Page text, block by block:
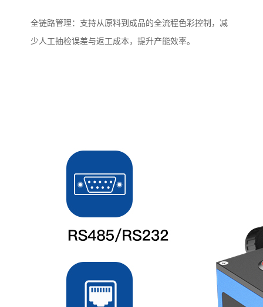
全链路管理：支持从原料到成品的全流程色彩控制，减
少人工抽检误差与返工成本，提升产能效率。